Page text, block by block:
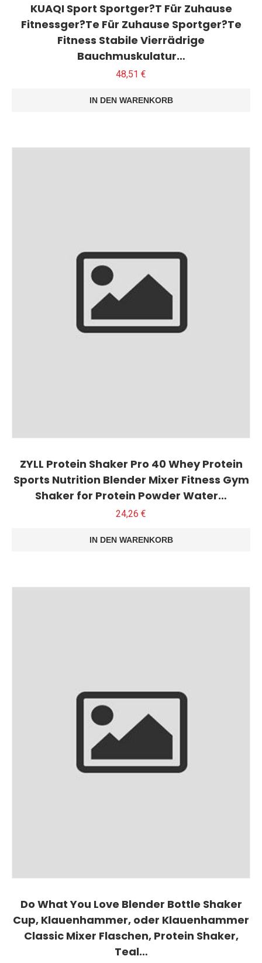
KUAQI Sport Sportger?T Für Zuhause
Fitnessger?Te Für Zuhause Sportger?Te
Fitness Stabile Vierrädrige
Bauchmuskulatur…
48,51 €
IN DEN WARENKORB
ZYLL Protein Shaker Pro 40 Whey Protein
Sports Nutrition Blender Mixer Fitness Gym
Shaker for Protein Powder Water…
24,26 €
IN DEN WARENKORB
Do What You Love Blender Bottle Shaker
Cup, Klauenhammer, oder Klauenhammer
Classic Mixer Flaschen, Protein Shaker,
Teal…